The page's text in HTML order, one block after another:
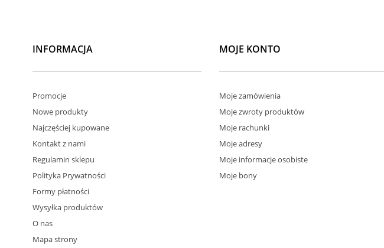
INFORMACJA
Promocje
Nowe produkty
Najczęściej kupowane
Kontakt z nami
Regulamin sklepu
Polityka Prywatności
Formy płatności
Wysyłka produktów
O nas
Mapa strony
MOJE KONTO
Moje zamówienia
Moje zwroty produktów
Moje rachunki
Moje adresy
Moje informacje osobiste
Moje bony